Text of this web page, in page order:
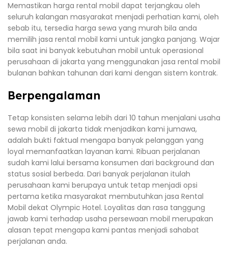
Memastikan harga rental mobil dapat terjangkau oleh
seluruh kalangan masyarakat menjadi perhatian kami, oleh
sebab itu, tersedia harga sewa yang murah bila anda
memilih jasa rental mobil kami untuk jangka panjang. Wajar
bila saat ini banyak kebutuhan mobil untuk operasional
perusahaan di jakarta yang menggunakan jasa rental mobil
bulanan bahkan tahunan dari kami dengan sistem kontrak.
Berpengalaman
Tetap konsisten selama lebih dari 10 tahun menjalani usaha
sewa mobil di jakarta tidak menjadikan kami jumawa,
adalah bukti faktual mengapa banyak pelanggan yang
loyal memanfaatkan layanan kami. Ribuan perjalanan
sudah kami lalui bersama konsumen dari background dan
status sosial berbeda. Dari banyak perjalanan itulah
perusahaan kami berupaya untuk tetap menjadi opsi
pertama ketika masyarakat membutuhkan jasa Rental
Mobil dekat Olympic Hotel. Loyalitas dan rasa tanggung
jawab kami terhadap usaha persewaan mobil merupakan
alasan tepat mengapa kami pantas menjadi sahabat
perjalanan anda.